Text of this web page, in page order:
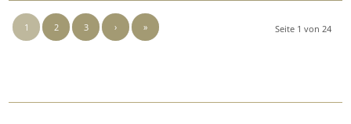
Seite 1 von 24
1 2 3 › »